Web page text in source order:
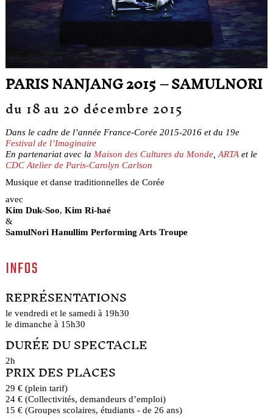
PARIS NANJANG 2015 – SAMULNORI
du 18 au 20 décembre 2015
Dans le cadre de l’année France-Corée 2015-2016 et du 19e
Festival de l’Imaginaire
En partenariat avec la Maison des Cultures du Monde, ARTAet le
CDC Atelier de Paris-Carolyn Carlson
Musique et danse traditionnelles de Corée
avec
Kim Duk-Soo, Kim Ri-haé
&
SamulNori Hanullim Performing Arts Troupe
INFOS
REPRÉSENTATIONS
le vendredi et le samedi à 19h30
le dimanche à 15h30
DURÉE DU SPECTACLE
2h
PRIX DES PLACES
29 € (plein tarif)
24 € (Collectivités, demandeurs d’emploi)
15 € (Groupes scolaires, étudiants - de 26 ans)